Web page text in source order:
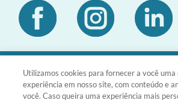
DIA Brasil Sociedade LTDA |
03.476.811/0001-51 | Rua da
Utilizamos cookies para fornecer a você uma
experiência em nosso site, com conteúdo e
você. Caso queira uma experiência mais